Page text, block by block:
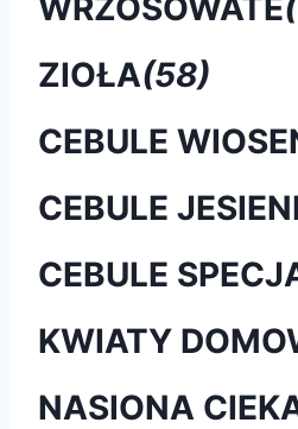
ZIOŁA(58)
CEBULE
CEBULE
CEBULE
KWIATY
NASIONA